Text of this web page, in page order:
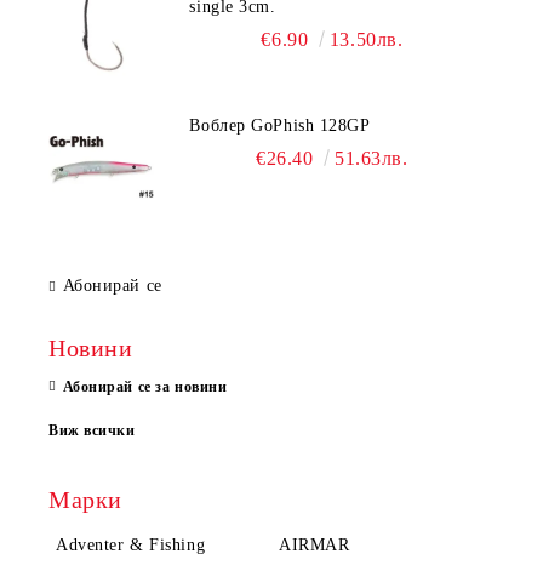
single 3cm.
€6.90 13.50лв.
Воблер GoPhish 128GP
€26.40 51.63лв.
Абонирай се
Новини
Абонирай се за новини
Виж всички
Марки
Adventer & Fishing AIRMAR